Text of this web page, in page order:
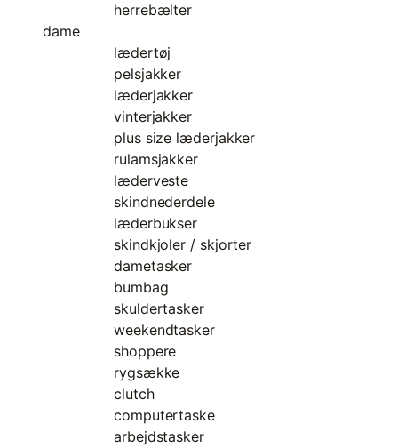
herrebælter
dame
lædertøj
pelsjakker
læderjakker
vinterjakker
plus size læderjakker
rulamsjakker
læderveste
skindnederdele
læderbukser
skindkjoler / skjorter
dametasker
bumbag
skuldertasker
weekendtasker
shoppere
rygsække
clutch
computertaske
arbejdstasker